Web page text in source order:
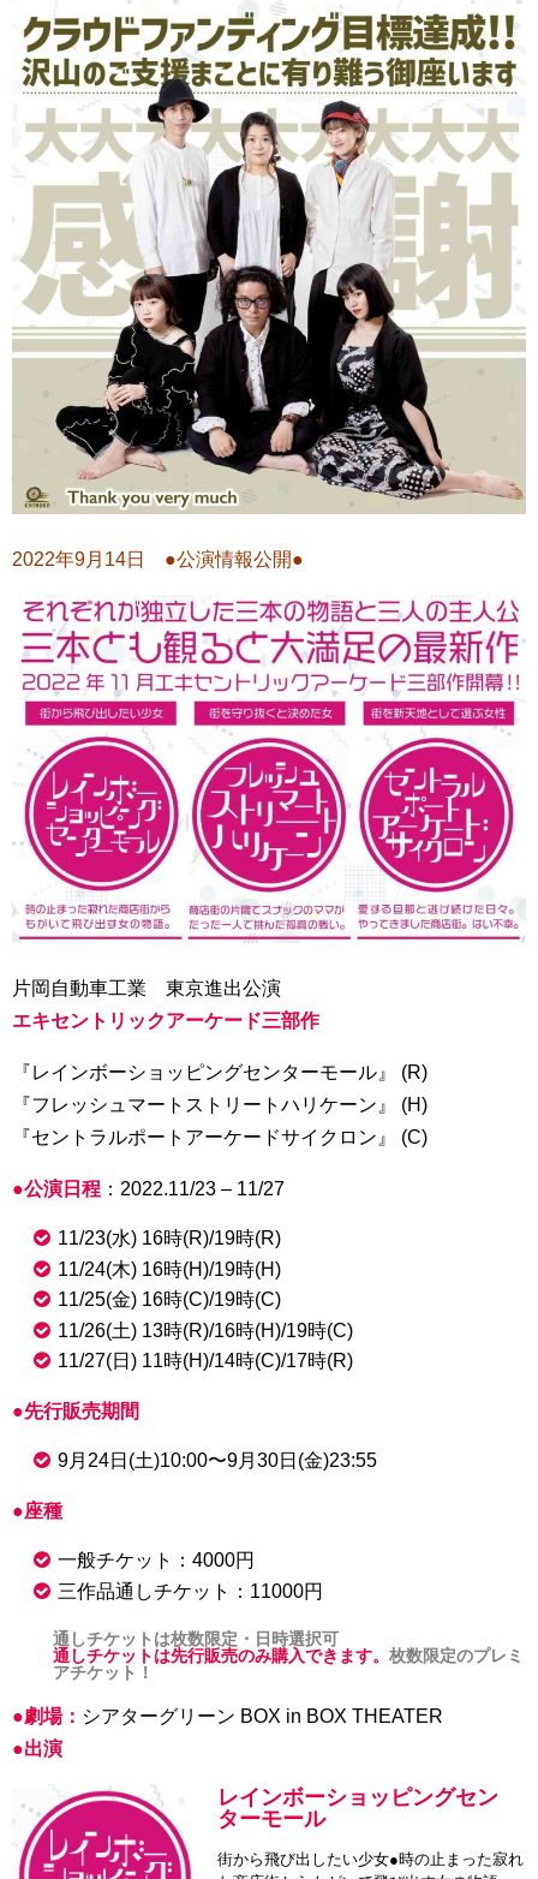
2022年9月14日 ●公演情報公開●
片岡自動車工業 東京進出公演
エキセントリックアーケード三部作
『レインボーショッピングセンターモール』 (R)
『フレッシュマートストリートハリケーン』 (H)
『セントラルポートアーケードサイクロン』 (C)
●公演日程 ：2022.11/23 – 11/27
11/23(水) 16時(R)/19時(R)
11/24(木) 16時(H)/19時(H)
11/25(金) 16時(C)/19時(C)
11/26(土) 13時(R)/16時(H)/19時(C)
11/27(日) 11時(H)/14時(C)/17時(R)
●先行販売期間
9月24日(土)10:00〜9月30日(金)23:55
●座種
一般チケット：4000円
三作品通しチケット：11000円
通しチケットは枚数限定・日時選択可
通しチケットは先行販売のみ購入できます。 枚数限定のプレミ
アチケット！
●劇場： シアターグリーン BOX in BOX THEATER
●出演
レインボーショッピングセン
ターモール
街から飛び出したい少女●時の止まった寂れ